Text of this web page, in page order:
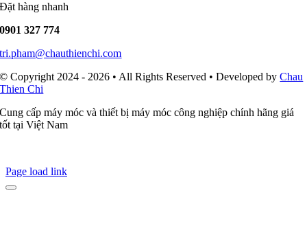
Đặt hàng nhanh
0901 327 774
tri.pham@chauthienchi.com
© Copyright 2024 - 2026 • All Rights Reserved • Developed byChau
Thien Chi
Cung cấp máy móc và thiết bị máy móc công nghiệp chính hãng giá
tốt tại Việt Nam
Page load link